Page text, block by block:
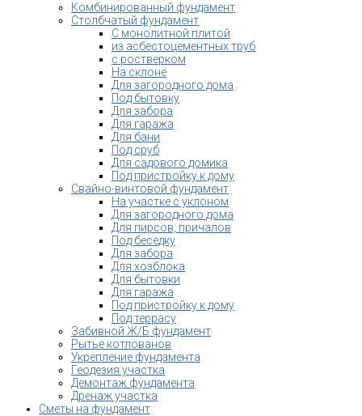
Комбинированный фундамент
Столбчатый фундамент
С монолитной плитой
из асбестоцементных труб
с ростверком
На склоне
Для загородного дома
Под бытовку
Для забора
Для гаража
Для бани
Под сруб
Для садового домика
Под пристройку к дому
Свайно-винтовой фундамент
На участке с уклоном
Для загородного дома
Для пирсов, причалов
Под беседку
Для забора
Для хозблока
Для бытовки
Для гаража
Под пристройку к дому
Под террасу
Забивной Ж/Б фундамент
Рытье котлованов
Укрепление фундамента
Геодезия участка
Демонтаж фундамента
Дренаж участка
Сметы на фундамент